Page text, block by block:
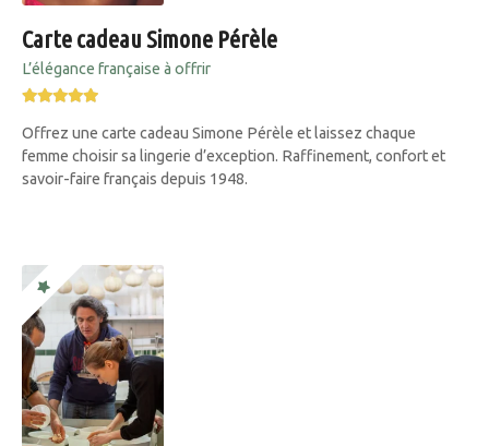
Carte cadeau Simone Pérèle
L’élégance française à offrir
Offrez une carte cadeau Simone Pérèle et laissez chaque
femme choisir sa lingerie d’exception. Raffinement, confort et
savoir-faire français depuis 1948.